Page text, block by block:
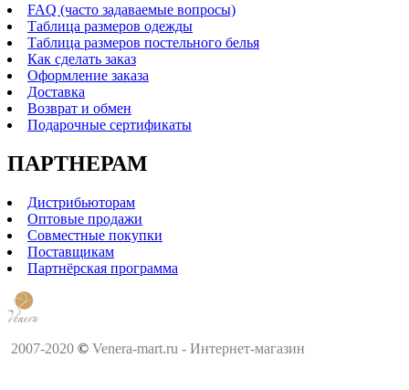
FAQ (часто задаваемые вопросы)
Таблица размеров одежды
Таблица размеров постельного белья
Как сделать заказ
Оформление заказа
Доставка
Возврат и обмен
Подарочные сертификаты
ПАРТНЕРАМ
Дистрибьюторам
Оптовые продажи
Совместные покупки
Поставщикам
Партнёрская программа
2007-2020 © Venera-mart.ru - Интернет-магазин